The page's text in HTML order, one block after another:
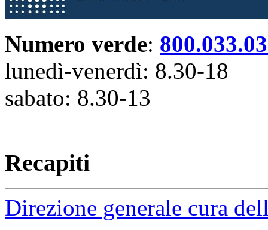
Numero verde:
lunedì-venerdì: 8.30-18
sabato: 8.30-13
Recapiti
Direzione generale cura